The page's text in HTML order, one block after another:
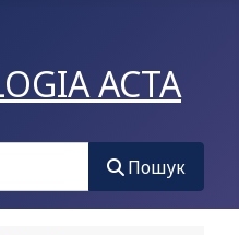
ACTA
Пошук